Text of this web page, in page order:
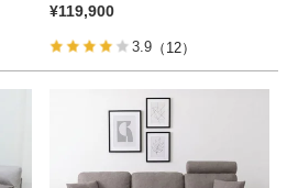
¥119,900
3.9 （12）